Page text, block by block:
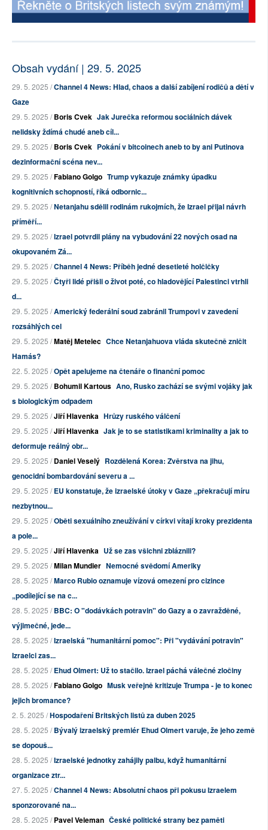
Obsah vydání | 29. 5. 2025
29. 5. 2025 /Channel 4 News: Hlad, chaos a další zabíjení rodičů a dětí v
Gaze
29. 5. 2025 /Boris Cvek Jak Jurečka reformou sociálních dávek
nelidsky ždímá chudé aneb cíl...
29. 5. 2025 /Boris Cvek Pokání v bitcoinech aneb to by ani Putinova
dezinformační scéna nev...
29. 5. 2025 /Fabiano Golgo Trump vykazuje známky úpadku
kognitivních schopností, říká odbornic...
29. 5. 2025 /Netanjahu sdělil rodinám rukojmích, že Izrael přijal návrh
příměří...
29. 5. 2025 /Izrael potvrdil plány na vybudování 22 nových osad na
okupovaném Zá...
29. 5. 2025 /Channel 4 News: Příběh jedné desetieté holčičky
29. 5. 2025 /Čtyři lidé přišli o život poté, co hladovějící Palestinci vtrhli
d...
29. 5. 2025 /Americký federální soud zabránil Trumpovi v zavedení
rozsáhlých cel
29. 5. 2025 /Matěj Metelec Chce Netanjahuova vláda skutečně zničit
Hamás?
22. 5. 2025 /Opět apelujeme na čtenáře o finanční pomoc
29. 5. 2025 /Bohumil Kartous Ano, Rusko zachází se svými vojáky jak
s biologickým odpadem
29. 5. 2025 /Jiří Hlavenka Hrůzy ruského válčení
29. 5. 2025 /Jiří Hlavenka Jak je to se statistikami kriminality a jak to
deformuje reálný obr...
29. 5. 2025 /Daniel Veselý Rozdělená Korea: Zvěrstva na jihu,
genocidní bombardování severu a ...
29. 5. 2025 /EU konstatuje, že izraelské útoky v Gaze „překračují míru
nezbytnou...
29. 5. 2025 /Oběti sexuálního zneužívání v církvi vítají kroky prezidenta
a pole...
29. 5. 2025 /Jiří Hlavenka Už se zas všichni zbláznili?
29. 5. 2025 /Milan Mundier Nemocné svědomí Ameriky
28. 5. 2025 /Marco Rubio oznamuje vízová omezení pro cizince
„podílející se na c...
28. 5. 2025 /BBC: O "dodávkách potravin" do Gazy a o zavražděné,
výjimečné, jede...
28. 5. 2025 /Izraelská "humanitární pomoc": Při "vydávání potravin"
Izraelci zas...
28. 5. 2025 /Ehud Olmert: Už to stačilo. Izrael páchá válečné zločiny
28. 5. 2025 /Fabiano Golgo Musk veřejně kritizuje Trumpa - je to konec
jejich bromance?
2. 5. 2025 /Hospodaření Britských listů za duben 2025
28. 5. 2025 /Bývalý izraelský premiér Ehud Olmert varuje, že jeho země
se dopouš...
28. 5. 2025 /Izraelské jednotky zahájily palbu, když humanitární
organizace ztr...
27. 5. 2025 /Channel 4 News: Absolutní chaos při pokusu Izraelem
sponzorované na...
28. 5. 2025 /Pavel Veleman České politické strany bez paměti